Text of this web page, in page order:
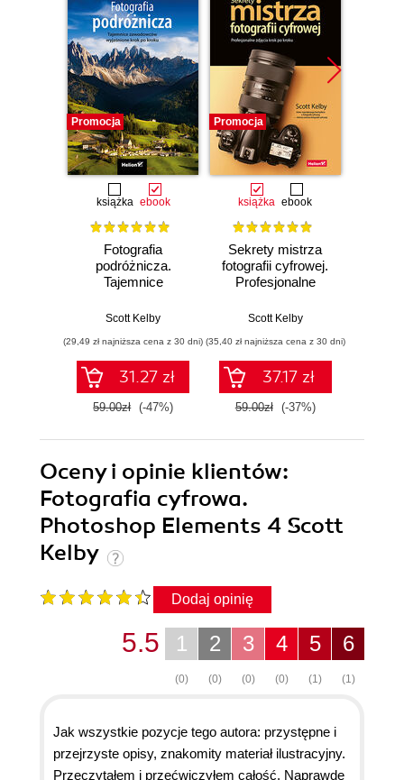
Promocja
książka ebook
Fotografia
podróżnicza.
Tajemnice
wyjaśnione krok po
Scott Kelby
(29,49 zł najniższa cena z 30 dni)
31.27 zł
59.00zł (-47%)
Promocja
książka ebook
Sekrety mistrza
fotografii cyfrowej.
Profesjonalne
kroku
Scott Kelby
(35,40 zł najniższa cena z 30 dni)
37.17 zł
59.00zł (-37%)
Oceny i opinie klientów:
Fotografia cyfrowa.
Photoshop Elements 4 Scott
Kelby
Dodaj opinię
6
(1)
5
(1)
4
(0)
3
(0)
2
(0)
1
(0)
5.5
Jak wszystkie pozycje tego autora: przystępne i
przejrzyste opisy, znakomity materiał ilustracyjny.
Przeczytałem i przećwiczyłem całość. Naprawdę